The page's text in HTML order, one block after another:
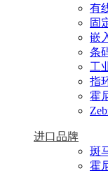
有
固
嵌
条
工
指
霍
进口品牌
斑
霍